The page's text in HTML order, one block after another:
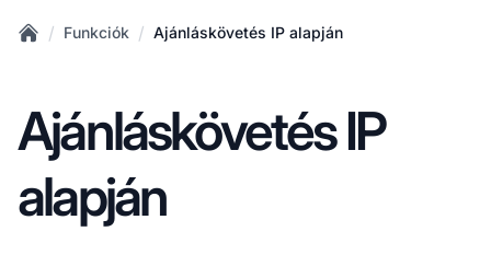
/ Funkciók / Ajánláskövetés IP alapján
Ajánláskövetés IP
alapján